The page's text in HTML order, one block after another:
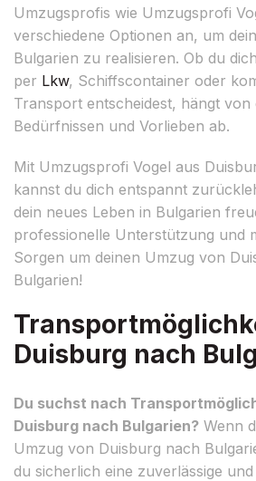
Umzugsprofis wie Umzugsprofi
verschiedene Optionen an, um
Bulgarien zu realisieren. Ob du
per Lkw, Schiffscontainer oder
Transport entscheidest, hängt von
Bedürfnissen und Vorlieben ab.
Mit Umzugsprofi Vogel aus
kannst du dich entspannt
dein neues Leben in Bulgarien
professionelle Unterstützung und
Sorgen um deinen Umzug von
Bulgarien!
Duisburg nach
Du suchst nach
Duisburg nach Bulgarien? Wenn
Umzug von Duisburg nach
du sicherlich eine zuverlässige